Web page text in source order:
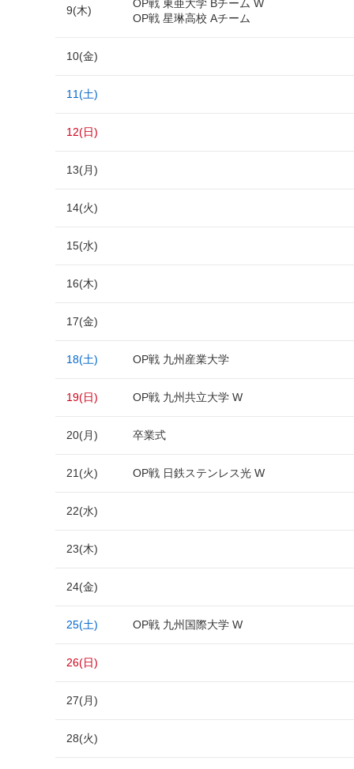
9(木)
OP戦 東亜大学 Bチーム W
OP戦 星琳高校 Aチーム
10(金)
11(土)
12(日)
13(月)
14(火)
15(水)
16(木)
17(金)
18(土) OP戦 九州産業大学
19(日) OP戦 九州共立大学 W
20(月) 卒業式
21(火) OP戦 日鉄ステンレス光 W
22(水)
23(木)
24(金)
25(土) OP戦 九州国際大学 W
26(日)
27(月)
28(火)